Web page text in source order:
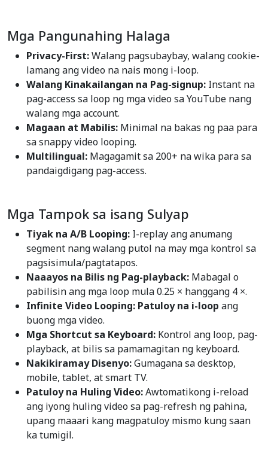
Mga Pangunahing Halaga
Privacy-First:Walang pagsubaybay, walang cookie-
lamang ang video na nais mong i-loop.
Walang Kinakailangan na Pag-signup: Instant na
pag-access sa loop ng mga video sa YouTube nang
walang mga account.
Magaan at Mabilis: Minimal na bakas ng paa para
sa snappy video looping.
Multilingual: Magagamit sa 200+ na wika para sa
pandaigdigang pag-access.
Mga Tampok sa isang Sulyap
Tiyak na A/B Looping: I-replay ang anumang
segment nang walang putol na may mga kontrol sa
pagsisimula/pagtatapos.
Naaayos na Bilis ng Pag-playback: Mabagal o
pabilisin ang mga loop mula 0.25 × hanggang 4 ×.
Infinite Video Looping: Patuloy na i-loop ang
buong mga video.
Mga Shortcut sa Keyboard: Kontrol ang loop, pag-
playback, at bilis sa pamamagitan ng keyboard.
Nakikiramay Disenyo:Gumagana sa desktop,
mobile, tablet, at smart TV.
Patuloy na Huling Video:Awtomatikong i-reload
ang iyong huling video sa pag-refresh ng pahina,
upang maaari kang magpatuloy mismo kung saan
ka tumigil.